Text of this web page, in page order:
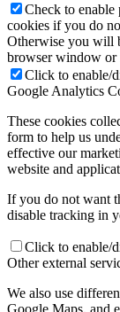
Check to enable
cookies if you do
Otherwise you will
browser window or
Click to enable/
Google Analytics
These cookies
form to help us
effective our
website and
If you do not want
disable tracking in
Click to enable/
Other external
We also use
Google Maps, and